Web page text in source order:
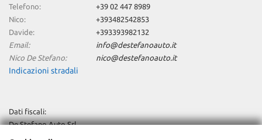
Telefono:
+39 02 447 8989
Nico:
+393482542853
Davide:
+393393982132
Email:
info@destefanoauto.it
Nico De Stefano:
nico@destefanoauto.it
Indicazioni stradali
Dati fiscali:
De Stefano Auto Srl
Via Trieste, 24, Buccinasco (MI)